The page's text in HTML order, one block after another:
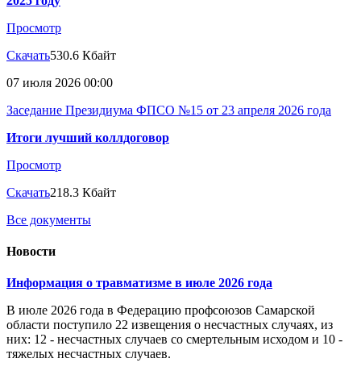
Просмотр
Скачать530.6 Кбайт
07 июля 2026 00:00
Заседание Президиума ФПСО №15 от 23 апреля 2026 года
Итоги лучший коллдоговор
Просмотр
Скачать218.3 Кбайт
Все документы
Новости
Информация о травматизме в июле 2026 года
В июле 2026 года в Федерацию профсоюзов Самарской
области поступило 22 извещения о несчастных случаях, из
них: 12 - несчастных случаев со смертельным исходом и 10 -
тяжелых несчастных случаев.